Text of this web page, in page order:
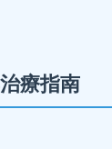
療指南